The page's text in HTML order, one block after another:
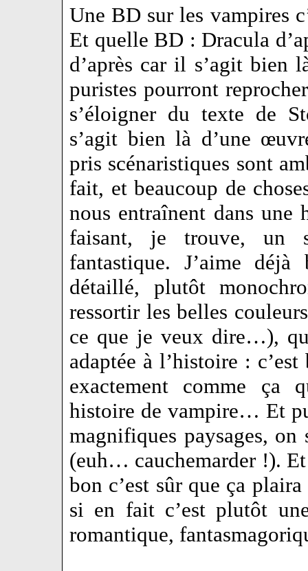
Une BD sur les vampires
Et quelle BD : Dracula
d’après car il s’agit bien
puristes pourront
s’éloigner du texte de
s’agit bien là d’une
pris scénaristiques sont
fait, et beaucoup de
nous entraînent dans une
faisant, je trouve, un
fantastique. J’aime
détaillé, plutôt
ressortir les belles
ce que je veux dire…),
adaptée à l’histoire :
exactement comme ça
histoire de vampire… Et
magnifiques paysages,
(euh… cauchemarder !).
bon c’est sûr que ça
si en fait c’est plutôt
romantique,